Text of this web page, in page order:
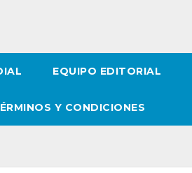
EQUIPO EDITORIAL
Y CONDICIONES